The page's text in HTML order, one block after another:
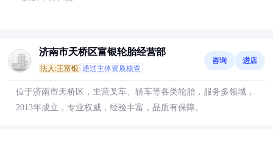
济南市天桥区富银轮胎经营部
法人:王富银 通过主体资质核查
咨询 进店
位于济南市天桥区，主营叉车、轿车等各类轮胎，服务多领域，
2013年成立，专业权威，经验丰富，品质有保障。